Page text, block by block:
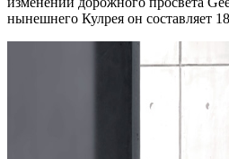
нынешнего Кулрея он составляет